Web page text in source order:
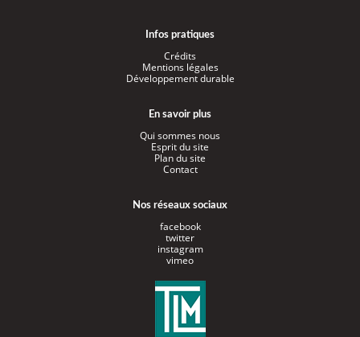
Infos pratiques
Crédits
Mentions légales
Développement durable
En savoir plus
Qui sommes nous
Esprit du site
Plan du site
Contact
Nos réseaux sociaux
facebook
twitter
instagram
vimeo